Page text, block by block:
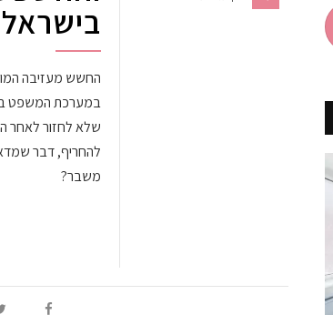
בישראל
החשש מעזיבה
במערכת המשפט
שלא לחזור לאחר
להחריף, דבר
משבר?